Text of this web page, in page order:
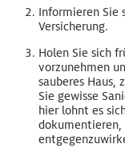
Informieren Sie
Versicherung.
Holen Sie sich
vorzunehmen
sauberes Haus,
Sie gewisse
hier lohnt es
dokumentieren,